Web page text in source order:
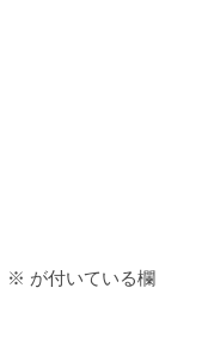
※ が付いている欄